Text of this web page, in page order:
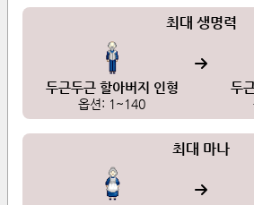
최대 생명력
두근두근 할아버지 인형
옵션: 1~140
두
최대 마나